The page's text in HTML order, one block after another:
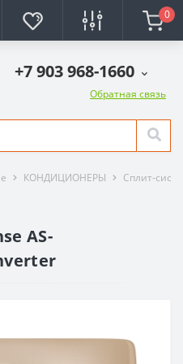
0
+7 903 968-1660
Обратная связь
КОНДИЦИОНЕРЫ Сплит-
AS-